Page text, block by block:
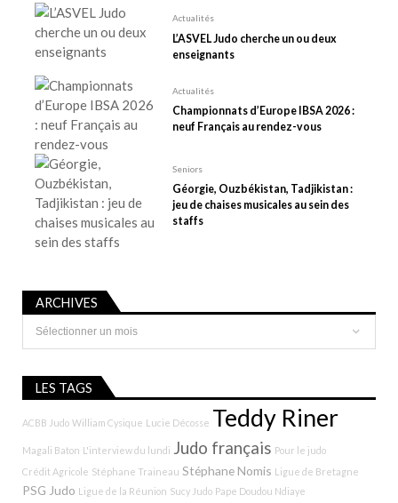
Actualités
L’ASVEL Judo cherche un ou deux
enseignants
Actualités
Championnats d’Europe IBSA 2026 :
neuf Français au rendez-vous
Seniors
Géorgie, Ouzbékistan, Tadjikistan :
jeu de chaises musicales au sein des
staffs
ARCHIVES
Archives
LES TAGS
ACBB Judo William Cysique Lucie Décosse Teddy Riner
Magali Baton L'interview du lundi Judo français Pour le judo
Crédit Agricole Stéphane Traineau Stéphane Nomis Ligue de Bretagne
PSG Judo Ligue de la Réunion Sucy Judo Pape Doudou Ndiaye